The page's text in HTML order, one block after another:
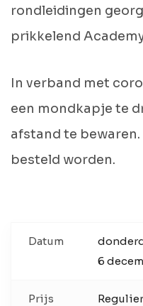
rondleidingen
prikkelend
In verband met
een mondkapje te
afstand te
besteld worden.
Datum
6
Prijs